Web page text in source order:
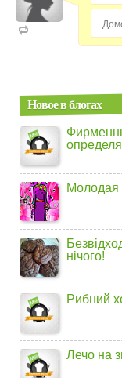
Новое в блогах
Молодая
нічого!
Рибний
Лечо на